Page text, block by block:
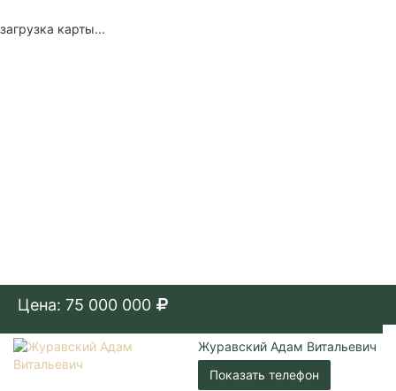
загрузка карты...
Цена: 75 000 000
Журавский Адам Витальевич
Показать телефон